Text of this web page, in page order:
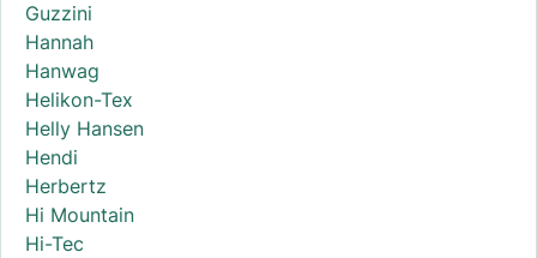
Guzzini
Hannah
Hanwag
Helikon-Tex
Helly Hansen
Hendi
Herbertz
Hi Mountain
Hi-Tec